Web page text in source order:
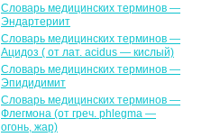
Словарь медицинских терминов —
Эндартериит
Словарь медицинских терминов —
Ацидоз ( от лат. асidus — кислый)
Словарь медицинских терминов —
Эпидидимит
Словарь медицинских терминов —
Флегмона (от гpeч. phlegma —
огонь, жар)